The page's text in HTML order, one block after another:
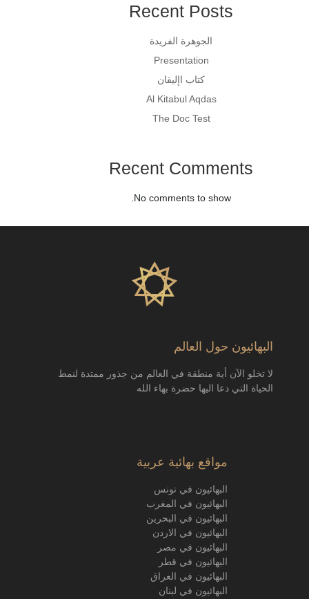
Recent Posts
الجوهرة الفريدة
Presentation
كتاب اإليقان
Al Kitabul Aqdas
The Doc Test
Recent Comments
No comments to show.
البهائيون حول العالم
لا تخلو الآن أية منطقة في العالم من جذور ممتدة لنمط
الحياة التي دعا اليها حضرة بهاء الله
مواقع بهائية عربية
البهائيون في تونس
البهائيون في المغرب
البهائيون في البحرين
البهائيون في الاردن
البهائيون في مصر
البهائيون في قطر
البهائيون في العراق
البهائيون في لبنان